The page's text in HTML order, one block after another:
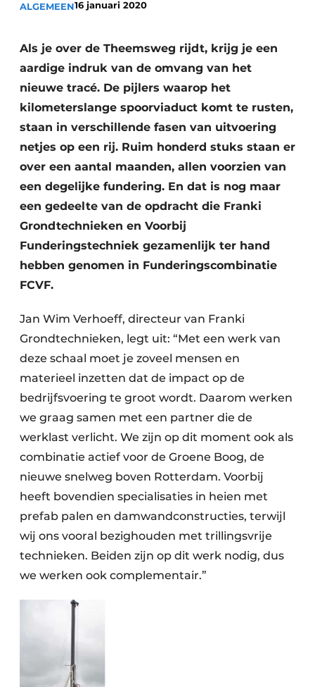
storymetadata
Vacature aanmelden
Vacatures
Video’s
Glas
Modulair bouwen
ALGEMEEN16 januari 2020
Als je over de Theemsweg rijdt, krijg je een
aardige indruk van de omvang van het
nieuwe tracé. De pijlers waarop het
kilometerslange spoorviaduct komt te rusten,
staan in verschillende fasen van uitvoering
netjes op een rij. Ruim honderd stuks staan er
over een aantal maanden, allen voorzien van
een degelijke fundering. En dat is nog maar
een gedeelte van de opdracht die Franki
Grondtechnieken en Voorbij
Funderingstechniek gezamenlijk ter hand
hebben genomen in Funderingscombinatie
FCVF.
Jan Wim Verhoeff, directeur van Franki
Grondtechnieken, legt uit: “Met een werk van
deze schaal moet je zoveel mensen en
materieel inzetten dat de impact op de
bedrijfsvoering te groot wordt. Daarom werken
we graag samen met een partner die de
werklast verlicht. We zijn op dit moment ook als
combinatie actief voor de Groene Boog, de
nieuwe snelweg boven Rotterdam. Voorbij
heeft bovendien specialisaties in heien met
prefab palen en damwandconstructies, terwijl
wij ons vooral bezighouden met trillingsvrije
technieken. Beiden zijn op dit werk nodig, dus
we werken ook complementair.”